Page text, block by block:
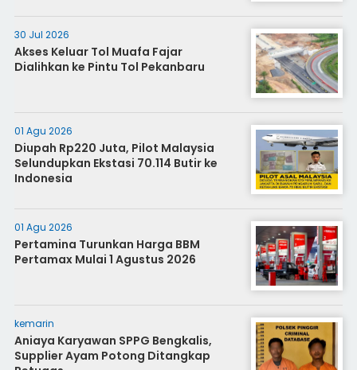
30 Jul 2026
Akses Keluar Tol Muafa Fajar
Dialihkan ke Pintu Tol Pekanbaru
01 Agu 2026
Diupah Rp220 Juta, Pilot Malaysia
Selundupkan Ekstasi 70.114 Butir ke
Indonesia
01 Agu 2026
Pertamina Turunkan Harga BBM
Pertamax Mulai 1 Agustus 2026
kemarin
Aniaya Karyawan SPPG Bengkalis,
Supplier Ayam Potong Ditangkap